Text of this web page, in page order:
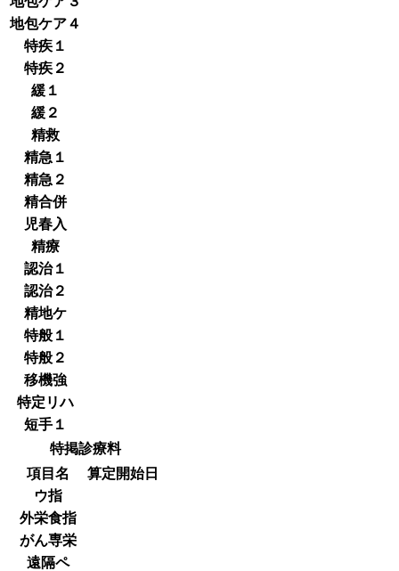
地包ケア４
特疾１
特疾２
緩１
緩２
精救
精急１
精急２
精合併
児春入
精療
認治１
認治２
精地ケ
特般１
特般２
移機強
特定リハ
短手１
特掲診療料
項目名
算定開始日
ウ指
外栄食指
がん専栄
遠隔ペ